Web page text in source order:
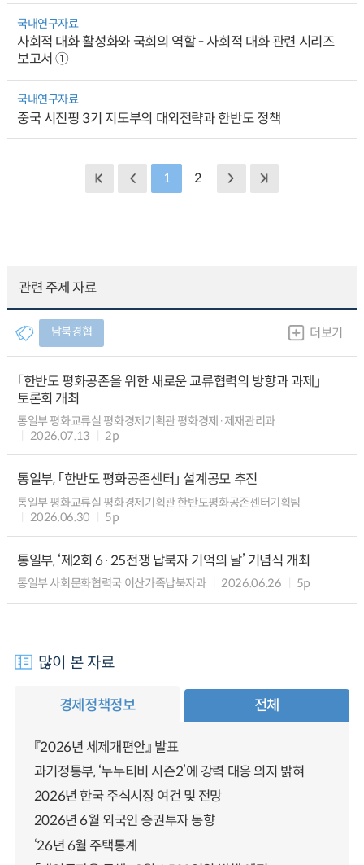
국내연구자료
사회적 대화 활성화와 국회의 역할 - 사회적 대화 관련 시리즈
보고서 ①
국내연구자료
중국 시진핑 3기 지도부의 대외전략과 한반도 정책
1 2
관련 주제 자료
남북경협 더보기
「한반도 평화공존을 위한 새로운 교류협력의 방향과 과제」
토론회 개최
통일부 평화교류실 평화경제기획관 평화경제·제재관리과
2026.07.13
2p
통일부, 「한반도 평화공존센터」 설계공모 추진
통일부 평화교류실 평화경제기획관 한반도평화공존센터기획팀
2026.06.30
5p
통일부, ‘제2회 6·25전쟁 납북자 기억의 날’ 기념식 개최
통일부 사회문화협력국 이산가족납북자과 2026.06.26 5p
많이 본 자료
경제정책정보 전체
『2026년 세제개편안』 발표
과기정통부, ‘누누티비 시즌2’에 강력 대응 의지 밝혀
2026년 한국 주식시장 여건 및 전망
2026년 6월 외국인 증권투자 동향
‘26년 6월 주택통계